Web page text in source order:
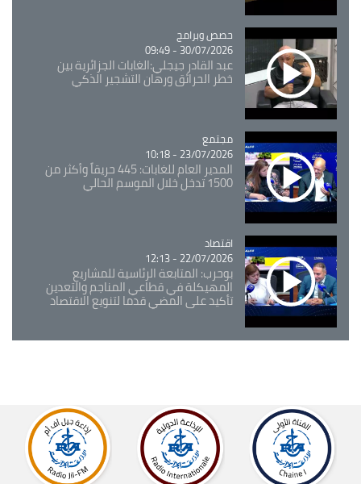
Catégorie
حصص وبرامج
30/07/2026 - 09:49
عبد القادر جيجلي:الغابات الجزائرية بين
خطر الحرائق ورهان التشجير الذكي
Catégorie
مجتمع
23/07/2026 - 10:18
المدير العام للغابات: 445 حريقاً وأكثر من
1500 تدخل خلال الموسم الحالي
Catégorie
اقتصاد
22/07/2026 - 12:13
بوحرب: المتابعة الرئاسية للمشاريع
المهيكلة في قطاعي المناجم والتعدين
تأكيد على المضي قدما لتنويع الاقتصاد